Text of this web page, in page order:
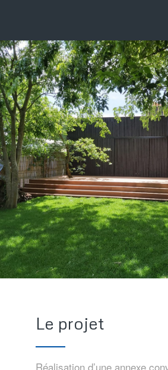
Le projet
Réalisation d’une annexe